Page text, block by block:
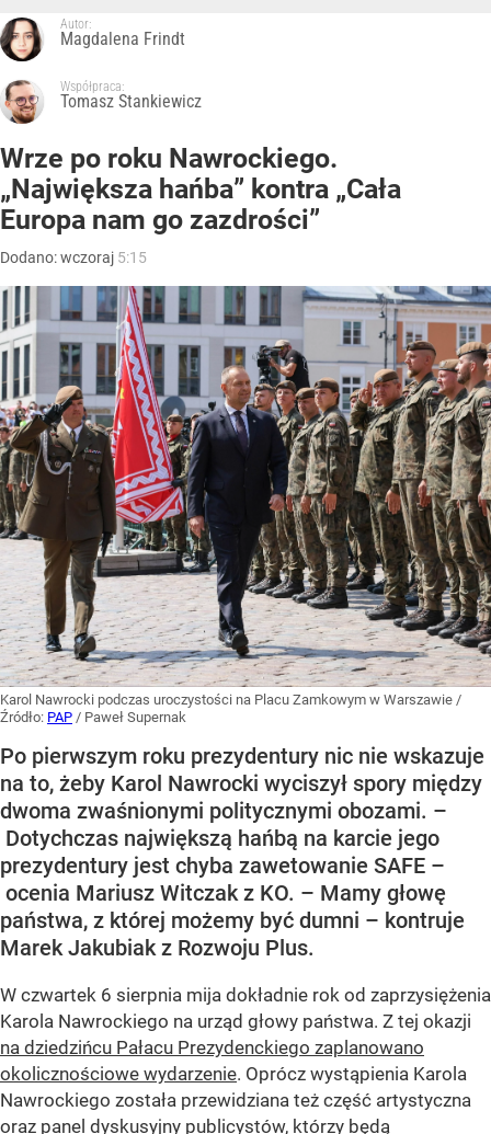
Autor:
Magdalena Frindt
Współpraca:
Tomasz Stankiewicz
Wrze po roku Nawrockiego.
„Największa hańba” kontra „Cała
Europa nam go zazdrości”
Dodano:wczoraj 5:15
Karol Nawrocki podczas uroczystości na Placu Zamkowym w Warszawie /
Źródło: PAP / Paweł Supernak
Po pierwszym roku prezydentury nic nie wskazuje
na to, żeby Karol Nawrocki wyciszył spory między
dwoma zwaśnionymi politycznymi obozami. –
Dotychczas największą hańbą na karcie jego
prezydentury jest chyba zawetowanie SAFE –
ocenia Mariusz Witczak z KO. – Mamy głowę
państwa, z której możemy być dumni – kontruje
Marek Jakubiak z Rozwoju Plus.
W czwartek 6 sierpnia mija dokładnie rok od zaprzysiężenia
Karola Nawrockiego na urząd głowy państwa. Z tej okazji
na dziedzińcu Pałacu Prezydenckiego zaplanowano
okolicznościowe wydarzenie. Oprócz wystąpienia Karola
Nawrockiego została przewidziana też część artystyczna
oraz panel dyskusyjny publicystów, którzy będą